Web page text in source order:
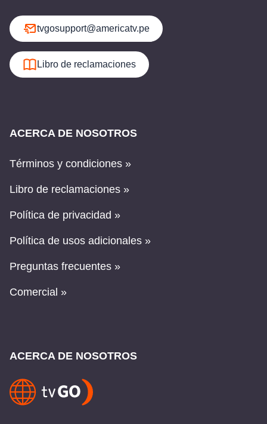
tvgosupport@americatv.pe
Libro de reclamaciones
ACERCA DE NOSOTROS
Términos y condiciones »
Libro de reclamaciones »
Política de privacidad »
Política de usos adicionales »
Preguntas frecuentes »
Comercial »
ACERCA DE NOSOTROS